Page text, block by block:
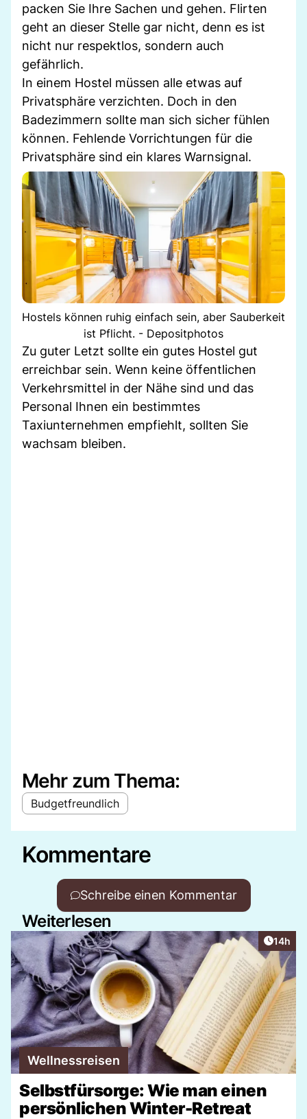
packen Sie Ihre Sachen und gehen. Flirten
geht an dieser Stelle gar nicht, denn es ist
nicht nur respektlos, sondern auch
gefährlich.
In einem Hostel müssen alle etwas auf
Privatsphäre verzichten. Doch in den
Badezimmern sollte man sich sicher fühlen
können. Fehlende Vorrichtungen für die
Privatsphäre sind ein klares Warnsignal.
Hostels können ruhig einfach sein, aber Sauberkeit
ist Pflicht. - Depositphotos
Zu guter Letzt sollte ein gutes Hostel gut
erreichbar sein. Wenn keine öffentlichen
Verkehrsmittel in der Nähe sind und das
Personal Ihnen ein bestimmtes
Taxiunternehmen empfiehlt, sollten Sie
wachsam bleiben.
Mehr zum Thema:
Budgetfreundlich
Kommentare
Schreibe einen Kommentar
Weiterlesen
Artikel
14h
Wellnessreisen
Selbstfürsorge: Wie man einen
persönlichen Winter-Retreat